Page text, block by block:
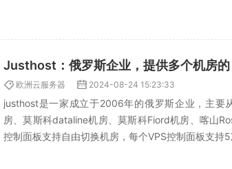
Justhost：俄罗斯企业，提供多个机房
欧洲云服务器 2024-08-24 15:23:33
justhost是一家成立于2006年的俄罗斯企业，主要
房、莫斯科dataline机房、莫斯科Fiord机房、喀山
控制面板支持自由切换机房，每个VPS控制面板支持